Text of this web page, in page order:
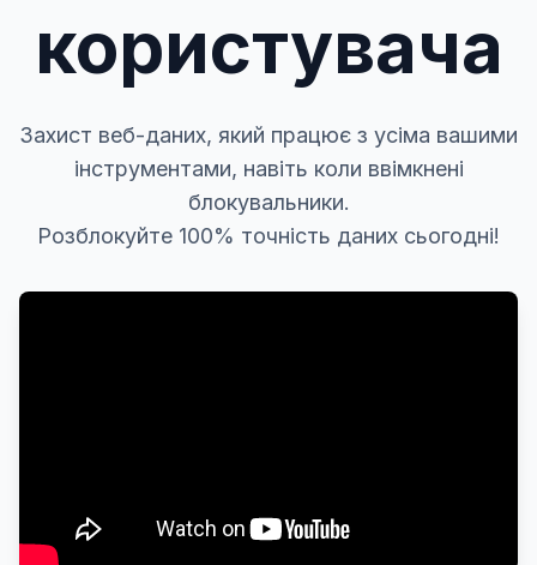
користувача
Захист веб-даних, який працює з усіма вашими
інструментами, навіть коли ввімкнені
блокувальники.
Розблокуйте 100% точність даних сьогодні!